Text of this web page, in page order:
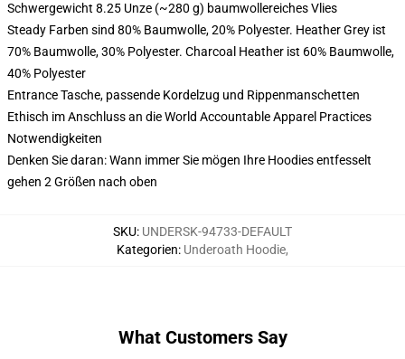
Schwergewicht 8.25 Unze (~280 g) baumwollereiches Vlies
Steady Farben sind 80% Baumwolle, 20% Polyester. Heather Grey ist
70% Baumwolle, 30% Polyester. Charcoal Heather ist 60% Baumwolle,
40% Polyester
Entrance Tasche, passende Kordelzug und Rippenmanschetten
Ethisch im Anschluss an die World Accountable Apparel Practices
Notwendigkeiten
Denken Sie daran: Wann immer Sie mögen Ihre Hoodies entfesselt
gehen 2 Größen nach oben
SKU: UNDERSK-94733-DEFAULT
Kategorien: Underoath Hoodie,
What Customers Say